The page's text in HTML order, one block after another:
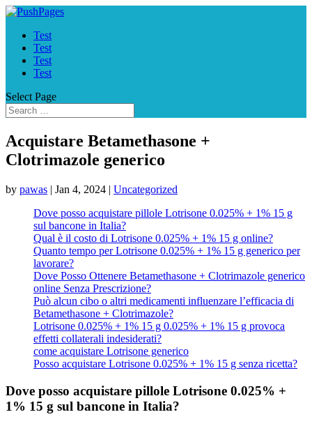
Test
Test
Test
Test
Select Page
Acquistare Betamethasone +
Clotrimazole generico
by pawas | Jan 4, 2024 | Uncategorized
Dove posso acquistare pillole Lotrisone 0.025% + 1% 15 g
sul bancone in Italia?
Qual è il costo di Lotrisone 0.025% + 1% 15 g online?
Quanto tempo per Lotrisone 0.025% + 1% 15 g generico per
lavorare?
Dove Posso Ottenere Betamethasone + Clotrimazole generico
online Senza Prescrizione?
Può alcun cibo o altri medicamenti influenzare l’efficacia di
Betamethasone + Clotrimazole?
Lotrisone 0.025% + 1% 15 g 0.025% + 1% 15 g provoca
effetti collaterali indesiderati?
come acquistare Lotrisone generico
Posso acquistare Lotrisone 0.025% + 1% 15 g senza ricetta?
Dove posso acquistare pillole Lotrisone 0.025% +
1% 15 g sul bancone in Italia?